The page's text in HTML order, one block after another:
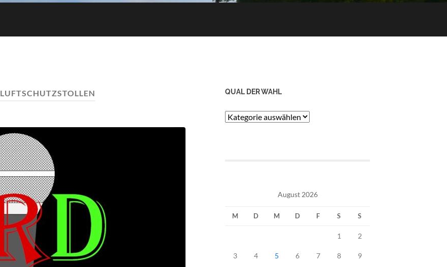
LUFTSCHUTZSTOLLEN QUAL DER WAHL
Qual
August 2026
M D M D F S S
1 2
3 4 5 6 7 8 9